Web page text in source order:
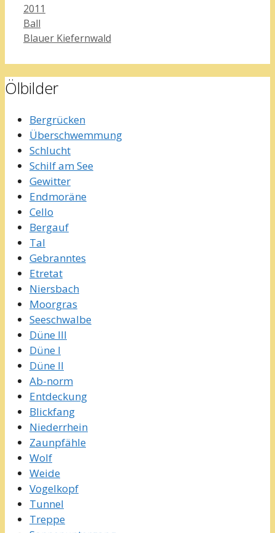
Kategorien
2011
Ball
Blauer Kiefernwald
Ölbilder
Bergrücken
Überschwemmung
Schlucht
Schilf am See
Gewitter
Endmoräne
Cello
Bergauf
Tal
Gebranntes
Etretat
Niersbach
Moorgras
Seeschwalbe
Düne III
Düne I
Düne II
Ab-norm
Entdeckung
Blickfang
Niederrhein
Zaunpfähle
Wolf
Weide
Vogelkopf
Tunnel
Treppe